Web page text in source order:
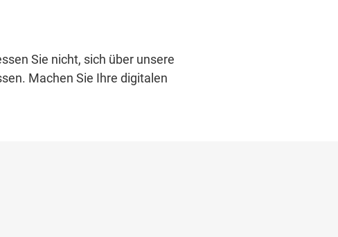
Sie nicht, sich über unsere
Machen Sie Ihre digitalen